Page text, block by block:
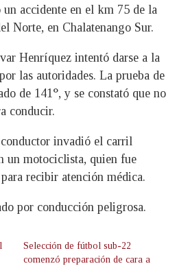
accidente en el km 75 de la
Norte, en Chalatenango Sur.
Henríquez intentó darse a la
las autoridades. La prueba de
de 141°, y se constató que no
conducir.
invadió el carril
un motociclista, quien fue
recibir atención médica.
por conducción peligrosa.
Selección de fútbol sub-22
comenzó preparación de cara a